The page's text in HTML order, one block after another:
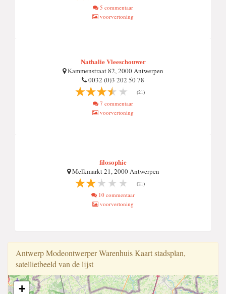
5 commentaar
voorvertoning
Nathalie Vleeschouwer
Kammenstraat 82, 2000 Antwerpen
0032 (0)3 202 50 78
(21)
7 commentaar
voorvertoning
filosophie
Melkmarkt 21, 2000 Antwerpen
(21)
10 commentaar
voorvertoning
Antwerp Modeontwerper Warenhuis Kaart stadsplan,
satellietbeeld van de lijst
+